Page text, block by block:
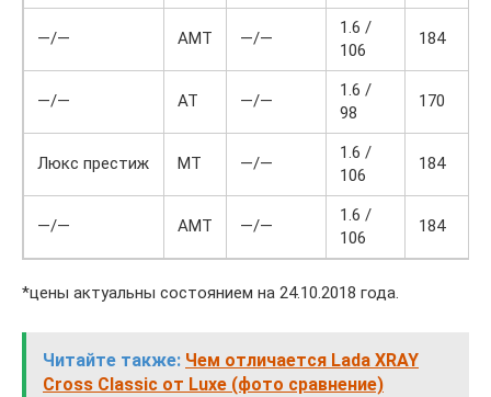
—/— АМТ —/—
1.6 /
106
184
—/— АТ —/—
1.6 /
98
170
Люкс престиж МТ —/—
1.6 /
106
184
—/— АМТ —/—
1.6 /
106
184
*цены актуальны состоянием на 24.10.2018 года.
Читайте также: Чем отличается Lada XRAY
Cross Classic от Luxe (фото сравнение)